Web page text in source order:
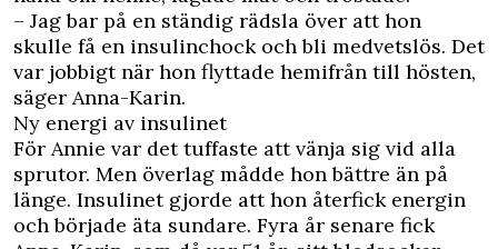
– Jag bar på en ständig rädsla över att hon
skulle få en insulinchock och bli medvetslös. Det
var jobbigt när hon flyttade hemifrån till hösten,
säger Anna-Karin.
Ny energi av insulinet
För Annie var det tuffaste att vänja sig vid alla
sprutor. Men överlag mådde hon bättre än på
länge. Insulinet gjorde att hon återfick energin
och började äta sundare. Fyra år senare fick